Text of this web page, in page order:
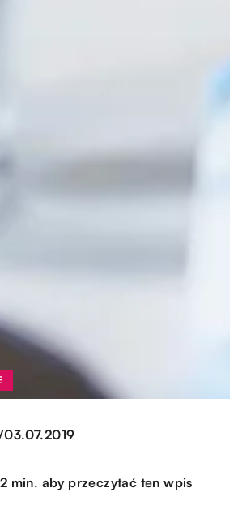
03.07.2019
min. aby przeczytać ten wpis